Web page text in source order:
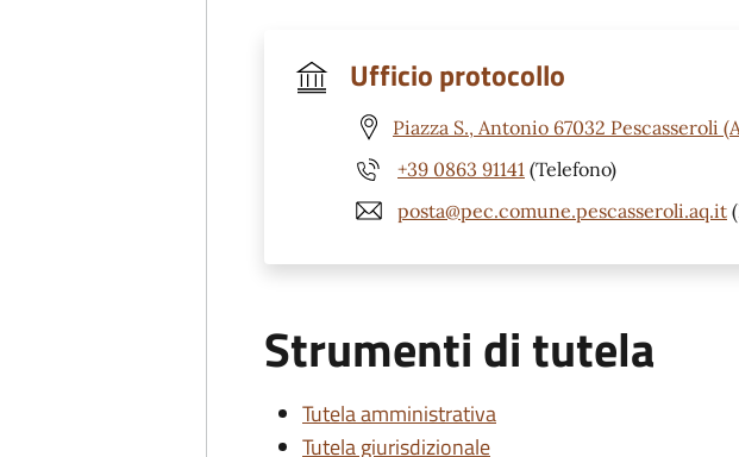
Ufficio protocollo
Piazza S., Antonio 67032 Pescasseroli
+39 0863 91141 (Telefono)
posta@pec.comune.pescasseroli.aq.it
Strumenti di tutela
Tutela amministrativa
Tutela giurisdizionale